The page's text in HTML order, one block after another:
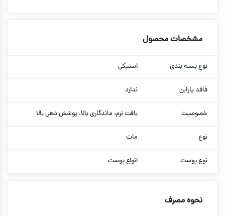
مشخصات محصول
نوع بسته بندی استیکی
فاقد پارابن ندارد
خصوصیت بافت نرم، ماندگاری بالا، پوشش دهی بالا
نوع مات
نوع پوست انواع پوست
نحوه مصرف